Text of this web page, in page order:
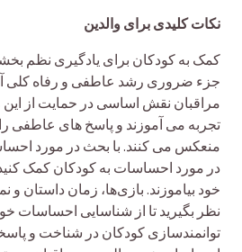
نکات کلیدی برای والدین
کمک به کودکان برای یادگیری نظم
جزء ضروری رشد عاطفی و رفاه کلی
مراقبان نقش اساسی در حمایت از این
تجربه می آموزند و پاسخ های عاطفی
منعکس می کنند. با بحث در مورد
در مورد احساسات به کودکان کمک
خود بیاموزند. بازی‌ها، زمان داستان و
نظر بگیرید تا از شناسایی احساسات
توانمندسازی کودکان در شناخت و